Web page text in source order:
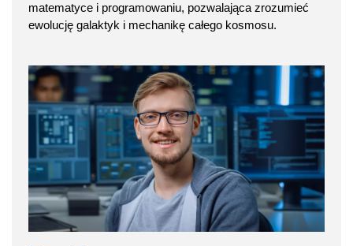
matematyce i programowaniu, pozwalająca zrozumieć
ewolucję galaktyk i mechanikę całego kosmosu.